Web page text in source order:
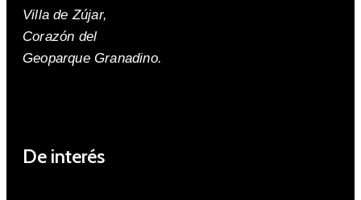
Villa de Zújar,
Corazón del
Geoparque Granadino.
De interés